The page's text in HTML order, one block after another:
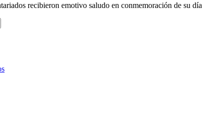
recibieron emotivo saludo en conmemoración de su día